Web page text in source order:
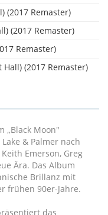
(2017 Remaster)
(2017 Remaster)
Remaster)
(2017 Remaster)
,,Black Moon"
& Palmer nach
Emerson, Greg
Ära. Das Album
Brillanz mit
frühen 90er-Jahre.
das